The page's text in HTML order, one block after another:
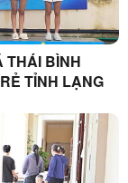
THÁI BÌNH
TỈNH LẠNG